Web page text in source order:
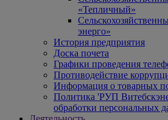
«Тепличный»
энерго»
История предприятия
Доска почета
Графики проведения
Противодействие
Информация о товарных
Политика 'РУП
обработки персональных